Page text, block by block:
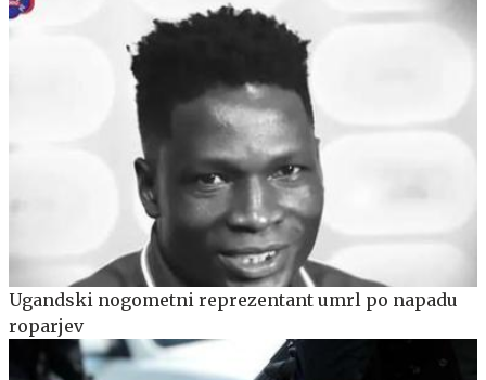
Ugandski nogometni reprezentant umrl po napadu
roparjev